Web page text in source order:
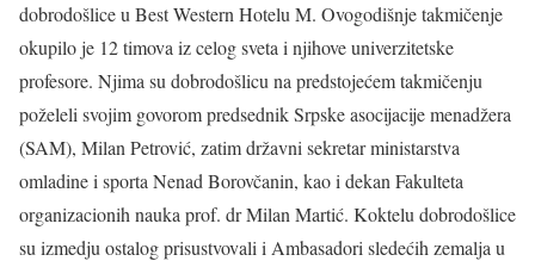
dobrodošlice u Best Western Hotelu M. Ovogodišnje takmičenje
okupilo je 12 timova iz celog sveta i njihove univerzitetske
profesore. Njima su dobrodošlicu na predstojećem takmičenju
poželeli svojim govorom predsednik Srpske asocijacije menadžera
(SAM), Milan Petrović, zatim državni sekretar ministarstva
omladine i sporta Nenad Borovčanin, kao i dekan Fakulteta
organizacionih nauka prof. dr Milan Martić. Koktelu dobrodošlice
su izmedju ostalog prisustvovali i Ambasadori sledećih zemalja u